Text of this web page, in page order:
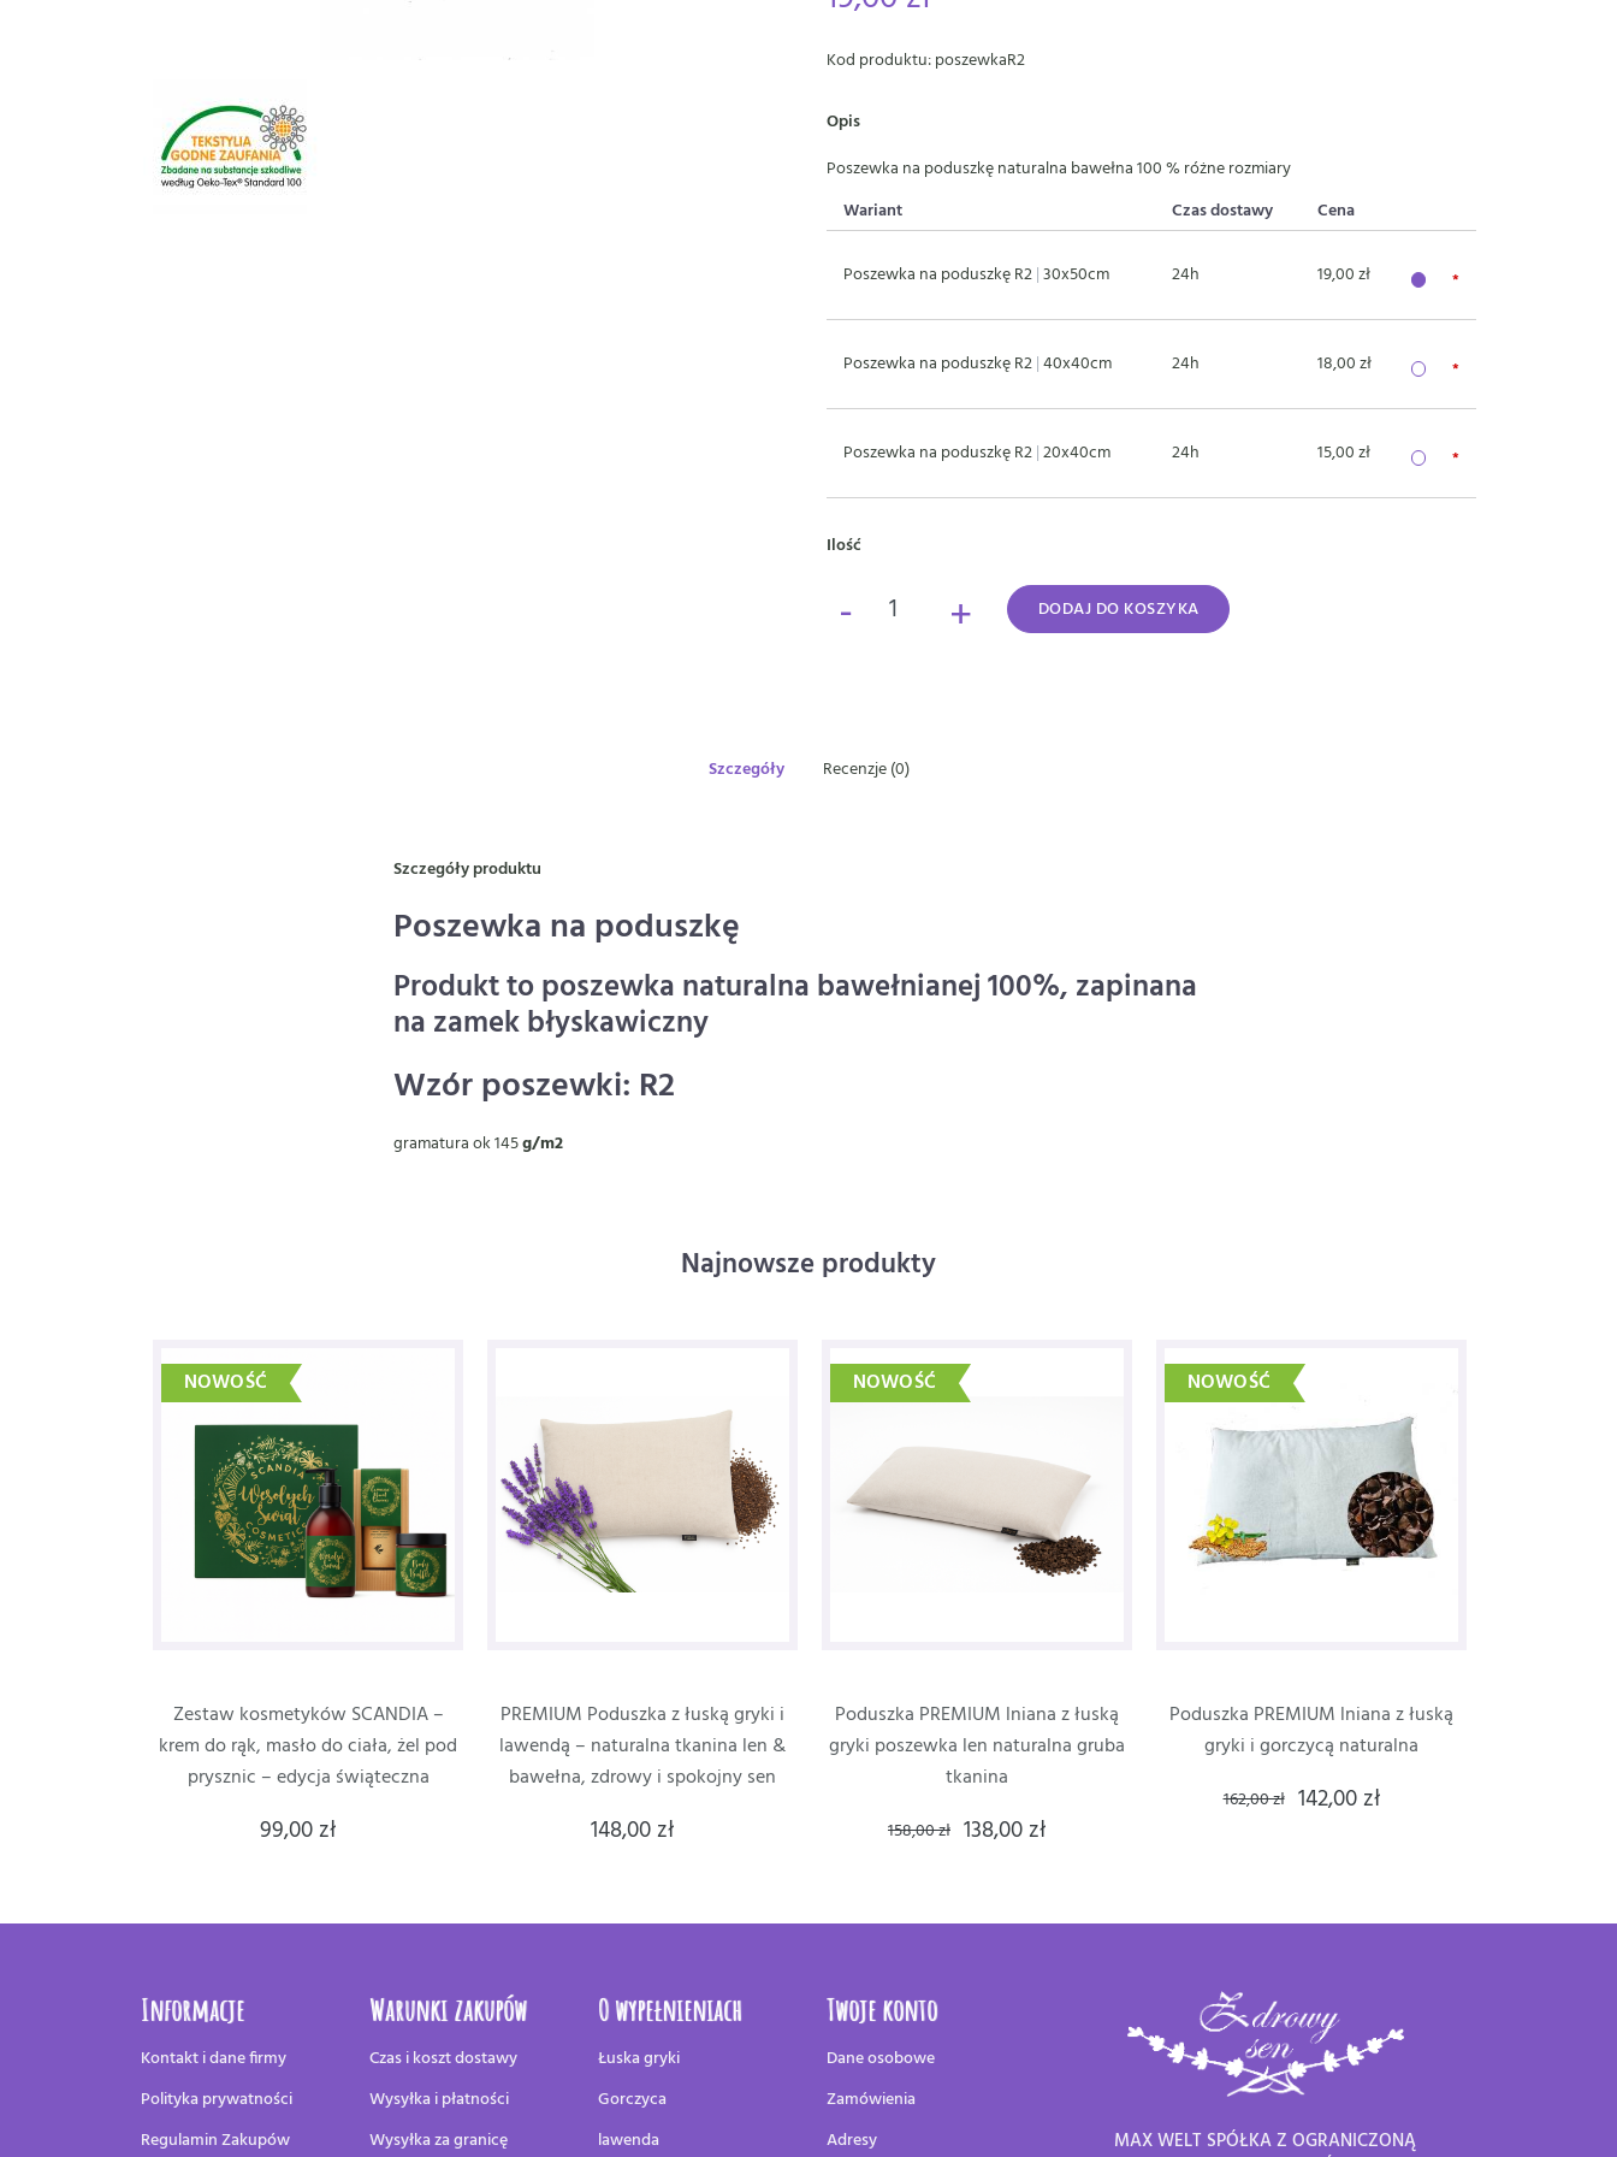
Kod produktu: poszewkaR2
Opis
Poszewka na poduszkę naturalna bawełna 100 % różne rozmiary
Wariant
Czas dostawy Cena
Poszewka na poduszkę R2|30x50cm 24h 19,00 zł
Poszewka na poduszkę R2|40x40cm 24h 18,00 zł
Poszewka na poduszkę R2|20x40cm 24h 15,00 zł
Ilość
- + DODAJ DO KOSZYKA
Szczegóły Recenzje (0)
Szczegóły produktu
Poszewka na poduszkę
Produkt to poszewka naturalna bawełnianej 100%, zapinana
na zamek błyskawiczny
Wzór poszewki: R2
gramatura ok 145g/m2
Najnowsze produkty
NOWOŚĆ
Zestaw kosmetyków SCANDIA –
krem do rąk, masło do ciała, żel pod
prysznic – edycja świąteczna
99,00 zł
PREMIUM Poduszka z łuską gryki i
lawendą – naturalna tkanina len &
bawełna, zdrowy i spokojny sen
148,00 zł
NOWOŚĆ
Poduszka PREMIUM lniana z łuską
gryki poszewka len naturalna gruba
tkanina
158,00 zł 138,00 zł
NOWOŚĆ
Poduszka PREMIUM lniana z łuską
gryki i gorczycą naturalna
162,00 zł 142,00 zł
Informacje
Kontakt i dane firmy
Polityka prywatności
Regulamin Zakupów
Warunki zakupów
Czas i koszt dostawy
Wysyłka i płatności
Wysyłka za granicę
O wypełnieniach
Łuska gryki
Gorczyca
lawenda
Twoje konto
Dane osobowe
Zamówienia
Adresy
MAX WELT SPÓŁKA Z OGRANICZONĄ